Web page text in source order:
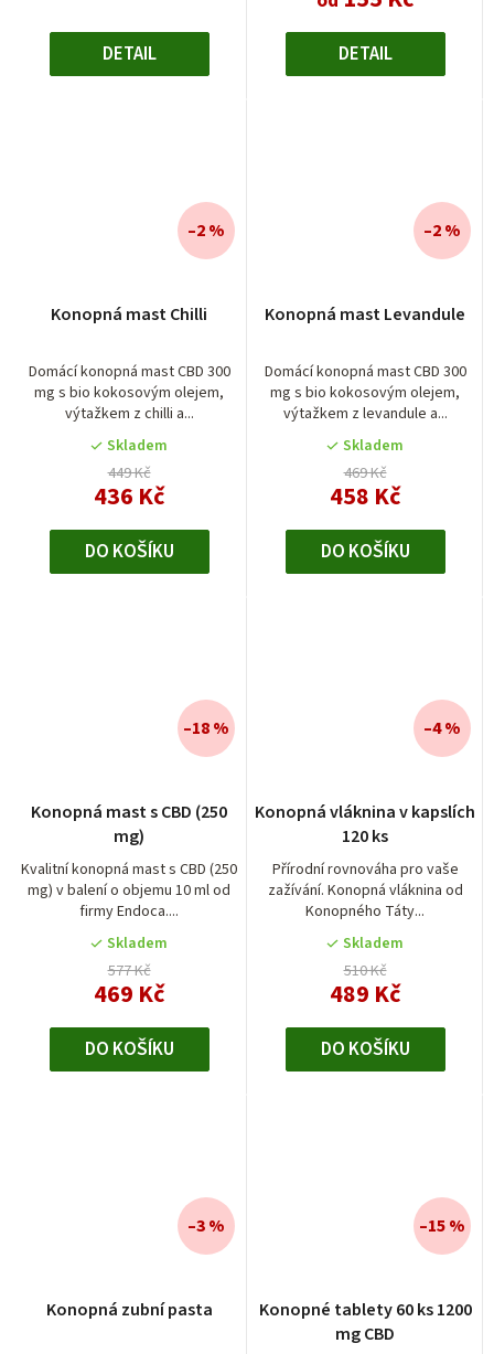
DETAIL DETAIL
Konopná mast Chilli
Domácí konopná mast CBD 300
mg s bio kokosovým olejem,
výtažkem z chilli a...
Skladem
449 Kč
436 Kč
–2 %
DO KOŠÍKU
Konopná mast Levandule
Domácí konopná mast CBD 300
mg s bio kokosovým olejem,
výtažkem z levandule a...
Skladem
469 Kč
458 Kč
–2 %
DO KOŠÍKU
Konopná mast s CBD (250
mg)
Kvalitní konopná mast s CBD (250
mg) v balení o objemu 10 ml od
firmy Endoca....
Skladem
577 Kč
469 Kč
–18 %
DO KOŠÍKU
Konopná vláknina v kapslích
120 ks
Přírodní rovnováha pro vaše
zažívání. Konopná vláknina od
Konopného Táty...
Skladem
510 Kč
489 Kč
–4 %
DO KOŠÍKU
Konopná zubní pasta
–3 %
Konopné tablety 60 ks 1200
mg CBD
–15 %